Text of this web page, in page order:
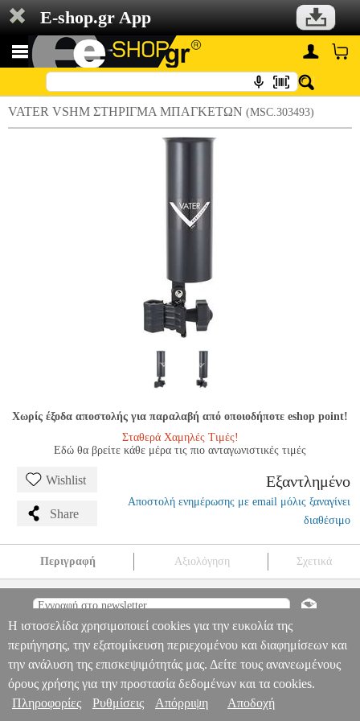
E-shop.gr App
VATER VSHM ΣΤΗΡΙΓΜΑ ΜΠΑΓΚΕΤΩΝ (MSC.303493)
Χωρίς έξοδα αποστολής για παραλαβή από οποιοδήποτε eshop point!
Σταθερά Χαμηλές Τιμές!
Εδώ θα βρείτε κάθε μέρα τις πιο ανταγωνιστικές τιμές
Wishlist
Share
Εξαντλημένο
Αποστολή ενημέρωσης με email μόλις ξαναγίνει
διαθέσιμο
Περιγραφή Αξιολόγηση Σχετικά
MSC.303493 VATER VATER ΑΞΕΣΟΥΑΡ ΚΡΟΥΣΤΩΝ VATER
VSHM ΣΤΗΡΙΓΜΑ ΜΠΑΓΚΕΤΩΝ
Πληροφορίες & Υπηρεσίες >
Η ιστοσελίδα χρησιμοποιεί cookies για την ευκολία της
περιήγησης, την εξατομίκευση περιεχομένου και διαφημίσεων και
την ανάλυση της επισκεψιμότητάς μας. Δείτε τους ανανεωμένους
όρους χρήσης για την προστασία δεδομένων και τα cookies.
Πληροφορίες
Ρυθμίσεις Απόρριψη Αποδοχή